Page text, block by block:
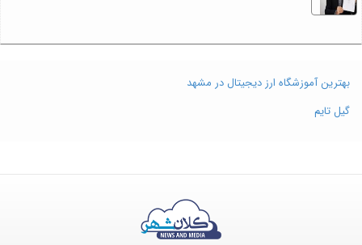
بهترین آموزشگاه ارز دیجیتال در مشهد
گیل تایم